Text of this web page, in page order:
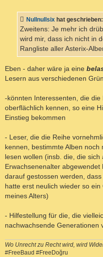
r
a
Nullnullsix hat geschrieben:
Zweitens: Je mehr ich
wird mir, dass ich nicht in
Rangliste aller Asterix-
Eben - daher wäre ja eine
Lesern aus verschiedenen
-könnten Interessenten, die
oberflächlich kennen, so eine
Einstieg bekommen
- Leser, die die Reihe
kennen, bestimmte Alben
lesen wollen (insb. die, die
Erwachsenenalter
darauf gestossen werden,
hatte erst neulich wieder so
meines Alters)
- Hilfestellung für die, die
nachwachsende Generationen
Wo Unrecht zu Recht wird, wird
#FreeBaud #FreeDoğru